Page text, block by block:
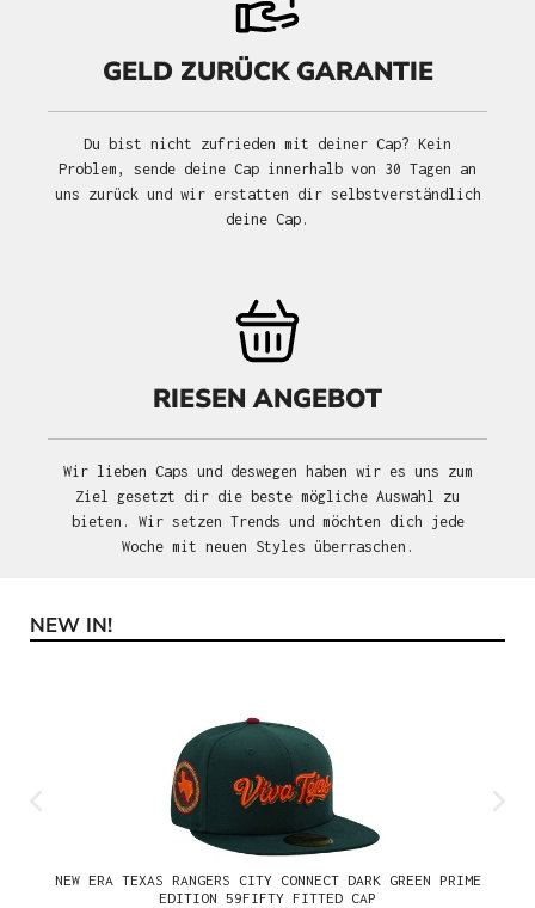
GELD ZURÜCK GARANTIE
Du bist nicht zufrieden mit deiner Cap? Kein
Problem, sende deine Cap innerhalb von 30 Tagen an
uns zurück und wir erstatten dir selbstverständlich
deine Cap.
RIESEN ANGEBOT
Wir lieben Caps und deswegen haben wir es uns zum
Ziel gesetzt dir die beste mögliche Auswahl zu
bieten. Wir setzen Trends und möchten dich jede
Woche mit neuen Styles überraschen.
Produktgalerie überspringen
NEW IN!
NEW ERA TEXAS RANGERS CITY CONNECT DARK GREEN PRIME
EDITION 59FIFTY FITTED CAP